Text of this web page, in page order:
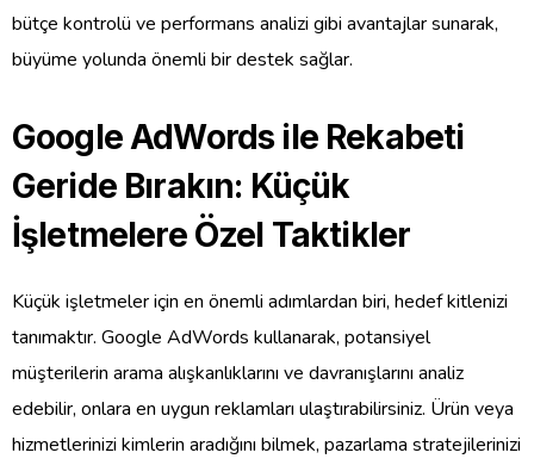
bütçe kontrolü ve performans analizi gibi avantajlar sunarak,
büyüme yolunda önemli bir destek sağlar.
Google AdWords ile Rekabeti
Geride Bırakın: Küçük
İşletmelere Özel Taktikler
Küçük işletmeler için en önemli adımlardan biri, hedef kitlenizi
tanımaktır. Google AdWords kullanarak, potansiyel
müşterilerin arama alışkanlıklarını ve davranışlarını analiz
edebilir, onlara en uygun reklamları ulaştırabilirsiniz. Ürün veya
hizmetlerinizi kimlerin aradığını bilmek, pazarlama stratejilerinizi